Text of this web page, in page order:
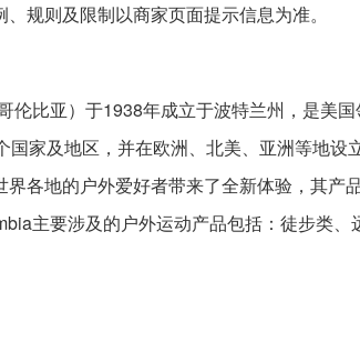
规则及限制以商家页面提示信息为准。
伦比亚）于1938年成立于波特兰州，是美
国家及地区，并在欧洲、北美、亚洲等地设
界各地的户外爱好者带来了全新体验，其产
主要涉及的户外运动产品包括：徒步类